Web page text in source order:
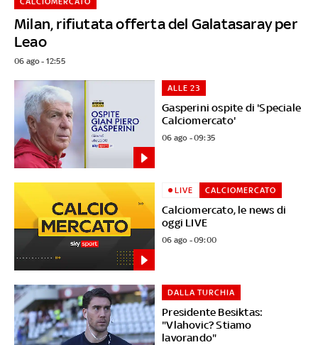
Milan, rifiutata offerta del Galatasaray per
Leao
06 ago - 12:55
Gasperini ospite di 'Speciale
Calciomercato'
ALLE 23
06 ago - 09:35
Calciomercato, le news di
oggi LIVE
LIVE CALCIOMERCATO
06 ago - 09:00
Presidente Besiktas:
"Vlahovic? Stiamo
lavorando"
DALLA TURCHIA